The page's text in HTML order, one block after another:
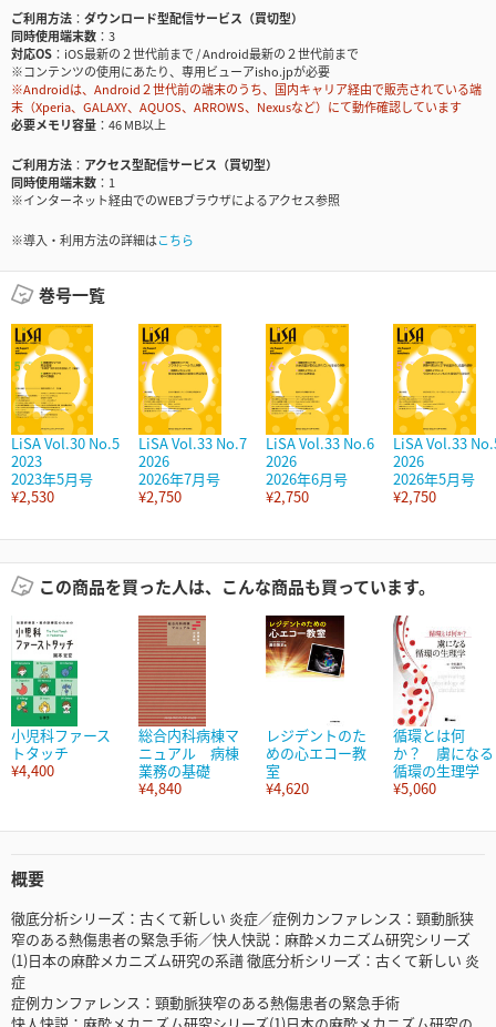
ご利用方法
ダウンロード型配信サービス（買切型）
同時使用端末数
3
対応OS
iOS最新の２世代前まで / Android最新の２世代前まで
※コンテンツの使用にあたり、専用ビューアisho.jpが必要
※Androidは、Android２世代前の端末のうち、国内キャリア経由で販売されている端
末（Xperia、GALAXY、AQUOS、ARROWS、Nexusなど）にて動作確認しています
必要メモリ容量
46 MB以上
ご利用方法
アクセス型配信サービス（買切型）
同時使用端末数
1
※インターネット経由でのWEBブラウザによるアクセス参照
※導入・利用方法の詳細はこちら
巻号一覧
LiSA Vol.30 No.5
2023
2023年5月号
¥2,530
LiSA Vol.33 No.7
2026
2026年7月号
¥2,750
LiSA Vol.33 No.6
2026
2026年6月号
¥2,750
LiSA Vol.33
2026
2026年5月号
¥2,750
この商品を買った人は、こんな商品も買っています。
小児科ファース
トタッチ
¥4,400
総合内科病棟マ
ニュアル 病棟
業務の基礎
¥4,840
レジデントのた
めの心エコー教
室
¥4,620
循環とは何
か？ 虜になる
循環の生理学
¥5,060
概要
徹底分析シリーズ：古くて新しい 炎症／症例カンファレンス：頸動脈狭
窄のある熱傷患者の緊急手術／快人快説：麻酔メカニズム研究シリーズ
(1)日本の麻酔メカニズム研究の系譜 徹底分析シリーズ：古くて新しい 炎
症
症例カンファレンス：頸動脈狭窄のある熱傷患者の緊急手術